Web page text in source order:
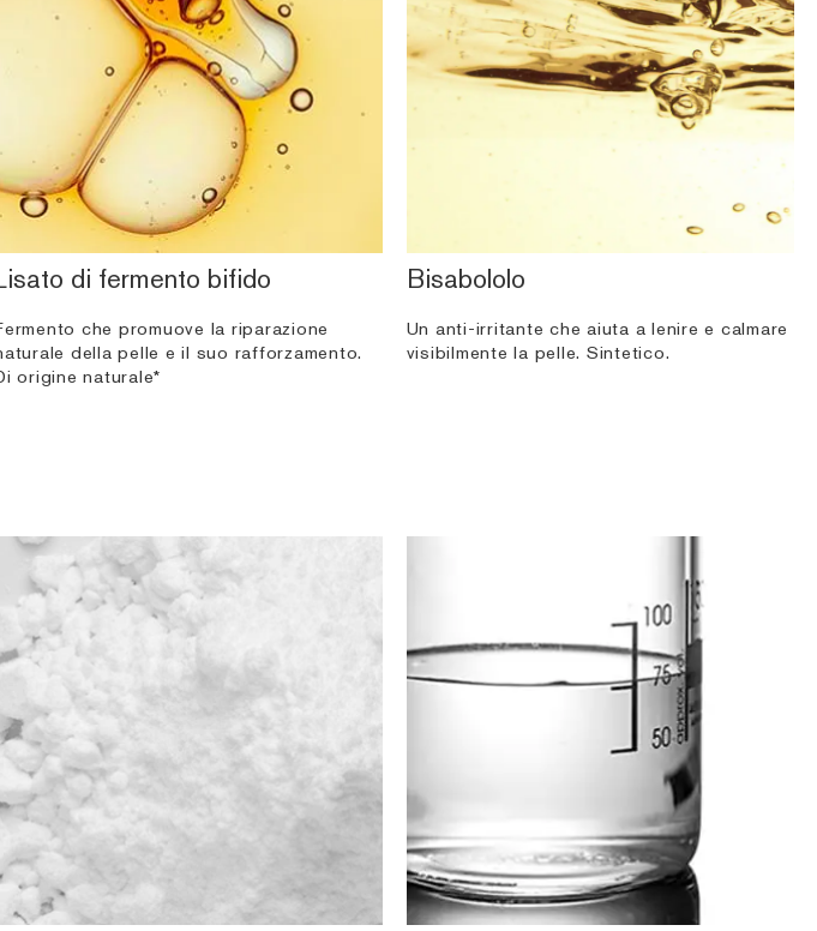
di fermento bifido
che promuove la riparazione
della pelle e il suo rafforzamento.
origine naturale*
Bisabololo
Un anti-irritante che aiuta a lenire e calmare
visibilmente la pelle. Sintetico.